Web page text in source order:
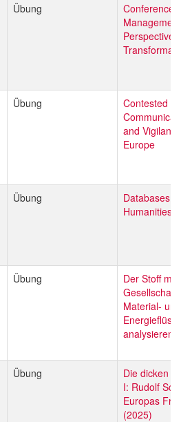
Übung
Conference
Übung
Contested
and
Europe
Übung
Databases
Humanities
Übung
Der Stoff
Material- und
analysieren
Übung
Die dicken
I: Rudolf
Europas
(2025)